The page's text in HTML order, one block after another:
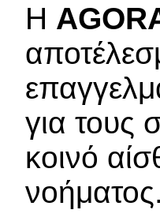
Η
για τους
κοινό
νοήματος.